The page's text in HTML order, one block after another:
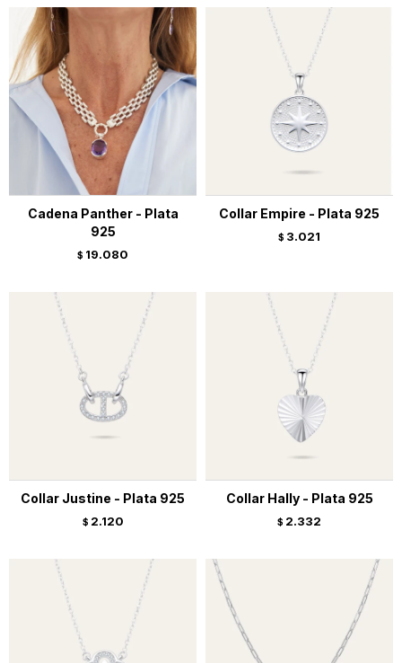
Cadena Panther - Plata
925
$ 19.080
Collar Empire - Plata 925
$ 3.021
Collar Justine - Plata 925
$ 2.120
Collar Hally - Plata 925
$ 2.332